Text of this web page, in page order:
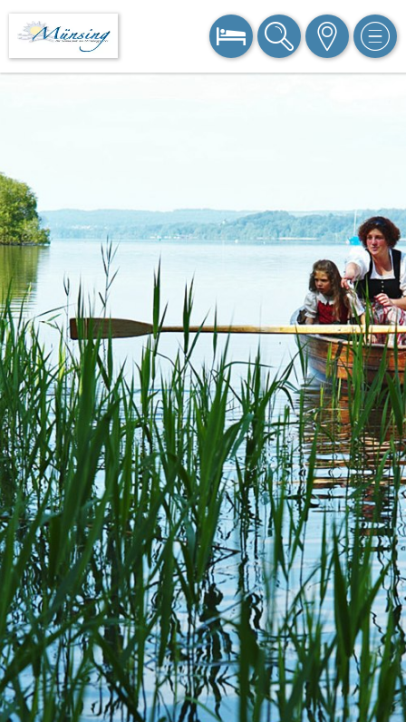
BUCHEN SUCHE KARTE MENÜ